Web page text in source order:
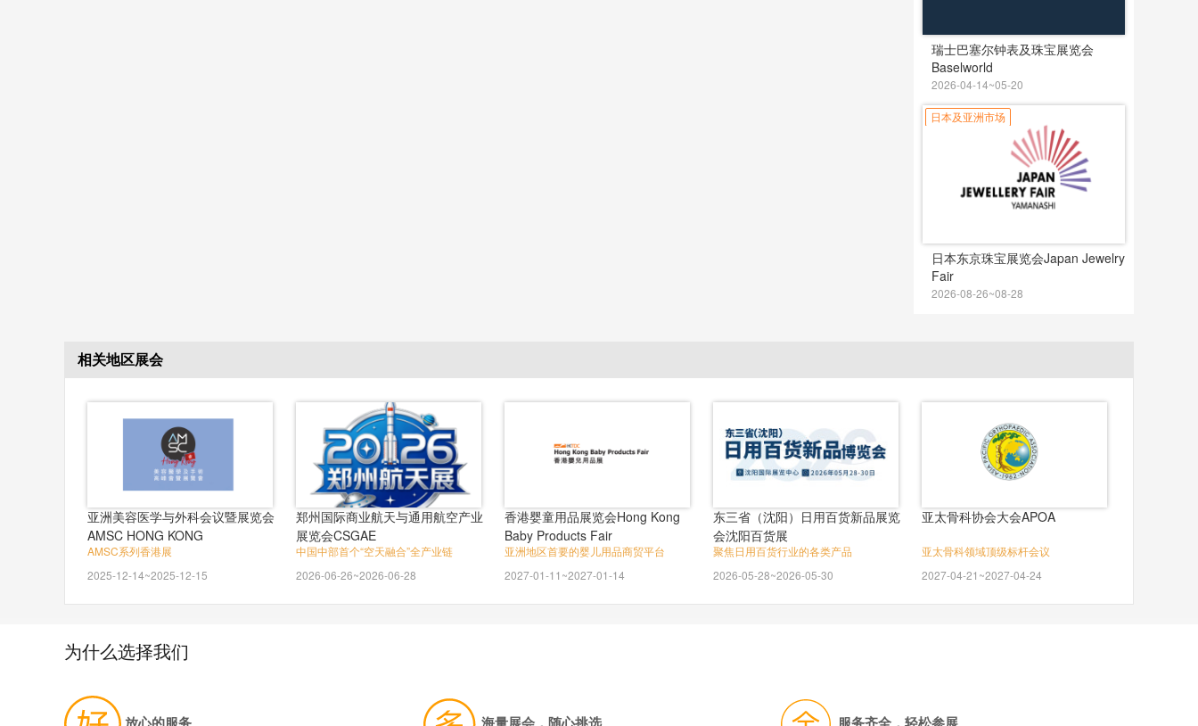
瑞士巴塞尔钟表及珠宝展览会
Baselworld
2026-04-14~05-20
日本及亚洲市场
日本东京珠宝展览会Japan Jewelry
Fair
2026-08-26~08-28
相关地区展会
亚洲美容医学与外科会议暨展览会
AMSC HONG KONG
AMSC系列香港展
2025-12-14~2025-12-15
郑州国际商业航天与通用航空产业
展览会CSGAE
中国中部首个“空天融合”全产业链
2026-06-26~2026-06-28
香港婴童用品展览会Hong Kong
Baby Products Fair
亚洲地区首要的婴儿用品商贸平台
2027-01-11~2027-01-14
东三省（沈阳）日用百货新品展览
会沈阳百货展
聚焦日用百货行业的各类产品
2026-05-28~2026-05-30
亚太骨科协会大会APOA
亚太骨科领域顶级标杆会议
2027-04-21~2027-04-24
为什么选择我们